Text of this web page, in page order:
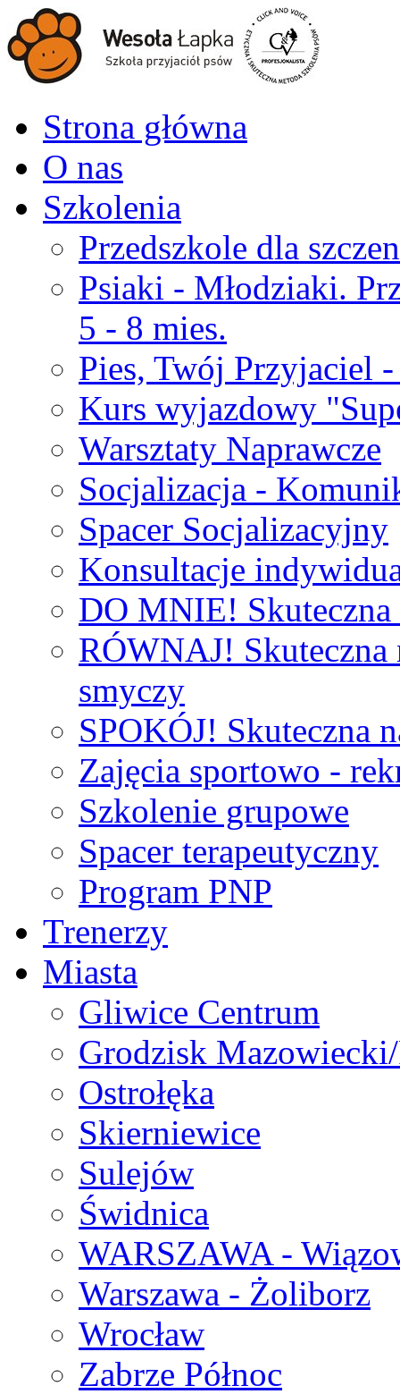
Strona główna
O nas
Szkolenia
Przedszkole dla
Psiaki - Młodziaki.
5 - 8 mies.
Pies, Twój Przyjaciel
Kurs wyjazdowy
Warsztaty Naprawcze
Socjalizacja -
Spacer Socjalizacyjny
Konsultacje
DO MNIE! Skuteczna
RÓWNAJ! Skuteczna
smyczy
SPOKÓJ! Skuteczna
Zajęcia sportowo -
Szkolenie grupowe
Spacer terapeutyczny
Program PNP
Trenerzy
Miasta
Gliwice Centrum
Grodzisk
Ostrołęka
Skierniewice
Sulejów
Świdnica
WARSZAWA -
Warszawa - Żoliborz
Wrocław
Zabrze Północ